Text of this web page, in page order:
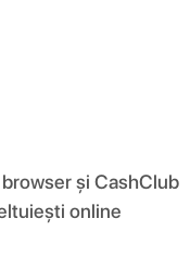
și CashClub
online